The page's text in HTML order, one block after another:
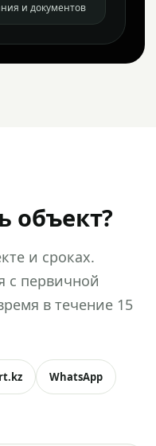
и документов
объект?
и сроках.
с первичной
в течение 15
WhatsApp